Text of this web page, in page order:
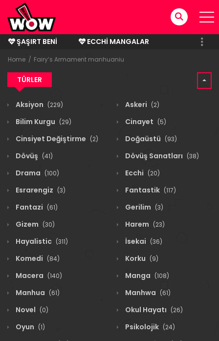
ŞAŞIRT BENI
ECCHI MANGALAR
BITMIŞ MANGALAR
Home Fairy’s Armament manhuaniu
TÜRLER
Aksiyon (229) Askeri (2)
Bilim Kurgu (29) Cinayet (5)
Cinsiyet Değiştirme (2) Doğaüstü (93)
Dövüş (41) Dövüş Sanatları (38)
Drama (100) Ecchi (20)
Esrarengiz (3) Fantastik (117)
Fantazi (61) Gerilim (3)
Gizem (30) Harem (23)
Hayalistic (311) İsekai (36)
Komedi (84) Korku (9)
Macera (140) Manga (108)
Manhua (61) Manhwa (61)
Novel (0) Okul Hayatı (26)
Oyun (1) Psikolojik (24)